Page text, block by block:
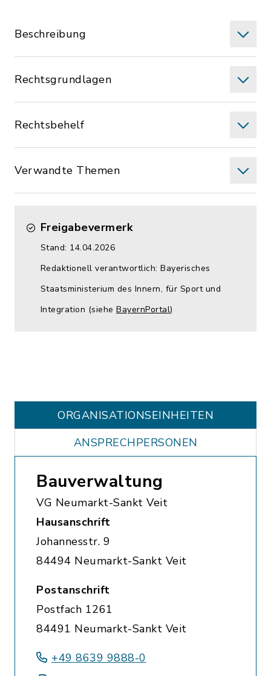
Beschreibung
Rechtsgrundlagen
Rechtsbehelf
Verwandte Themen
Freigabevermerk
Stand: 14.04.2026
Redaktionell verantwortlich: Bayerisches
Staatsministerium des Innern, für Sport und
Integration (siehe BayernPortal)
ORGANISATIONS­EINHEITEN
ANSPRECHPERSONEN
Bauverwaltung
VG Neumarkt-Sankt Veit
Hausanschrift
Johannesstr. 9
84494 Neumarkt-Sankt Veit
Postanschrift
Postfach 1261
84491 Neumarkt-Sankt Veit
+49 8639 9888-0